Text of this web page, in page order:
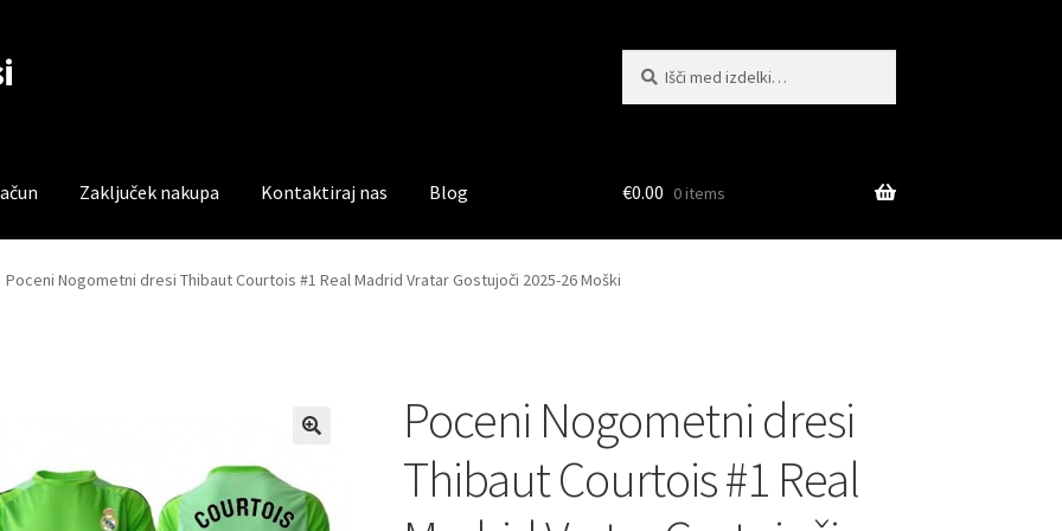
Zaključek nakupa Kontaktiraj nas Blog
Trgovina Zaključek nakupa
€0.00 0 items
Poceni Nogometni dresi Thibaut Courtois #1 Real Madrid Vratar Gostujoči 2025-26 Moški
Poceni Nogometni dresi
Thibaut Courtois #1 Real